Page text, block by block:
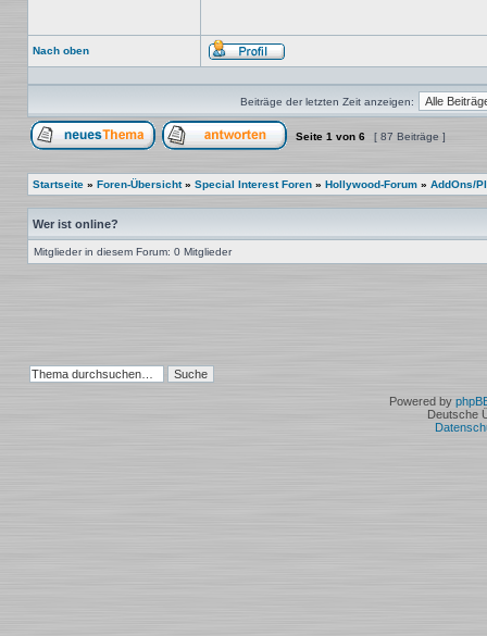
Nach oben
Profil
Beiträge der letzten Zeit anzeigen:
Seite 1 von 6 [ 87 Beiträge ]
Startseite » Foren-Übersicht» Special Interest Foren » Hollywood-Forum » AddOns/
Wer ist online?
Mitglieder in diesem Forum: 0 Mitglieder
Powered by
Deutsche